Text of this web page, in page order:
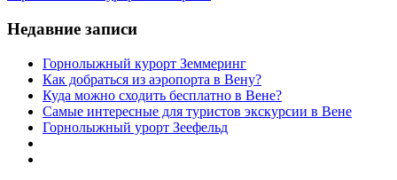
Недавние записи
Горнолыжный курорт Земмеринг
Как добраться из аэропорта в Вену?
Куда можно сходить бесплатно в Вене?
Самые интересные для туристов экскурсии в Вене
Горнолыжный урорт Зеефельд